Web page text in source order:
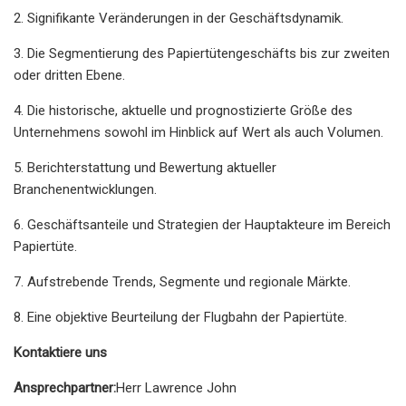
2. Signifikante Veränderungen in der Geschäftsdynamik.
3. Die Segmentierung des Papiertütengeschäfts bis zur zweiten
oder dritten Ebene.
4. Die historische, aktuelle und prognostizierte Größe des
Unternehmens sowohl im Hinblick auf Wert als auch Volumen.
5. Berichterstattung und Bewertung aktueller
Branchenentwicklungen.
6. Geschäftsanteile und Strategien der Hauptakteure im Bereich
Papiertüte.
7. Aufstrebende Trends, Segmente und regionale Märkte.
8. Eine objektive Beurteilung der Flugbahn der Papiertüte.
Kontaktiere uns
Ansprechpartner:Herr Lawrence John